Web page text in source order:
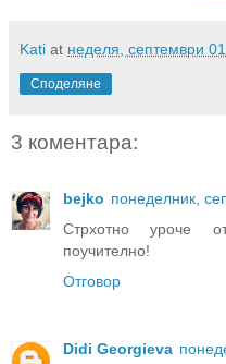
Kati at неделя, септември
Споделяне
3 коментара:
bejko понеделник,
Стрхотно уроче
поучително!
Отговор
Didi Georgieva